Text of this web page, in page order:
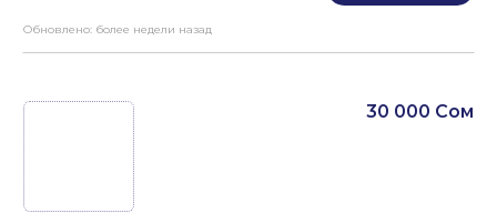
Обновлено: более недели назад
30 000 Сом